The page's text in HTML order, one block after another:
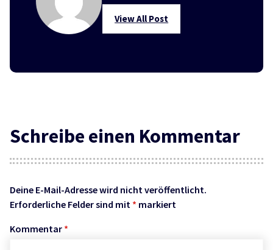
View All Post
Schreibe einen Kommentar
Deine E-Mail-Adresse wird nicht veröffentlicht.
Erforderliche Felder sind mit * markiert
Kommentar *